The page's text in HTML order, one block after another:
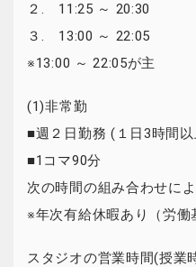
２. 11:25 ～ 20:30
３. 13:00 ～ 22:05
※13:00 ～ 22:05が主
(1)非常勤
■週２日勤務 (１日3時間
■1コマ90分
次の時間の組み合わせに
※年次有給休暇あり（労働
スタジオの営業時間(授業